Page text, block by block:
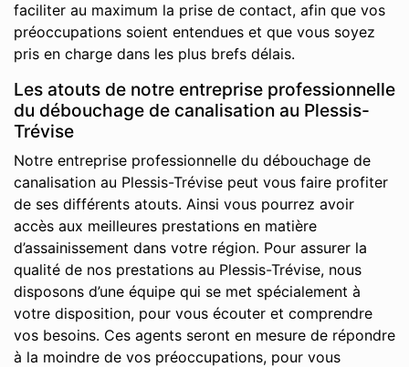
faciliter au maximum la prise de contact, afin que vos
préoccupations soient entendues et que vous soyez
pris en charge dans les plus brefs délais.
Les atouts de notre entreprise professionnelle
du débouchage de canalisation au Plessis-
Trévise
Notre entreprise professionnelle du débouchage de
canalisation au Plessis-Trévise peut vous faire profiter
de ses différents atouts. Ainsi vous pourrez avoir
accès aux meilleures prestations en matière
d’assainissement dans votre région. Pour assurer la
qualité de nos prestations au Plessis-Trévise, nous
disposons d’une équipe qui se met spécialement à
votre disposition, pour vous écouter et comprendre
vos besoins. Ces agents seront en mesure de répondre
à la moindre de vos préoccupations, pour vous